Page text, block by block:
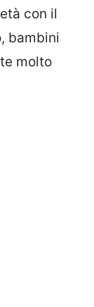
con il
bambini
molto